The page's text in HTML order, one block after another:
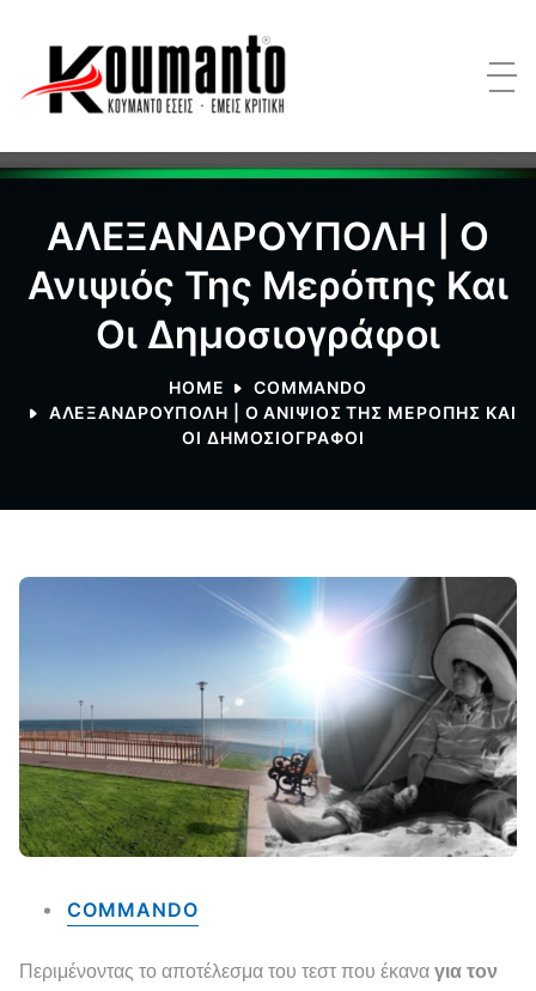
ΑΛΕΞΑΝΔΡΟΥΠΟΛΗ | Ο
Ανιψιός Της Μερόπης Και
Οι Δημοσιογράφοι
HOME
COMMANDO
ΑΛΕΞΑΝΔΡΟΥΠΟΛΗ | Ο ΑΝΙΨΙΌΣ ΤΗΣ ΜΕΡΌΠΗΣ ΚΑΙ
ΟΙ ΔΗΜΟΣΙΟΓΡΆΦΟΙ
COMMANDO
Περιμένοντας το αποτέλεσμα του τεστ που έκανα για τον